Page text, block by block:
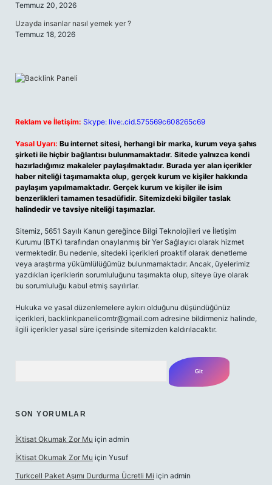
Temmuz 20, 2026
Uzayda insanlar nasıl yemek yer ?
Temmuz 18, 2026
Reklam ve İletişim: Skype: live:.cid.575569c608265c69
Yasal Uyarı: Bu internet sitesi, herhangi bir marka, kurum veya şahıs
şirketi ile hiçbir bağlantısı bulunmamaktadır. Sitede yalnızca kendi
hazırladığımız makaleler paylaşılmaktadır. Burada yer alan içerikler
haber niteliği taşımamakta olup, gerçek kurum ve kişiler hakkında
paylaşım yapılmamaktadır. Gerçek kurum ve kişiler ile isim
benzerlikleri tamamen tesadüfidir. Sitemizdeki bilgiler taslak
halindedir ve tavsiye niteliği taşımazlar.
Sitemiz, 5651 Sayılı Kanun gereğince Bilgi Teknolojileri ve İletişim
Kurumu (BTK) tarafından onaylanmış bir Yer Sağlayıcı olarak hizmet
vermektedir. Bu nedenle, sitedeki içerikleri proaktif olarak denetleme
veya araştırma yükümlülüğümüz bulunmamaktadır. Ancak, üyelerimiz
yazdıkları içeriklerin sorumluluğunu taşımakta olup, siteye üye olarak
bu sorumluluğu kabul etmiş sayılırlar.
Hukuka ve yasal düzenlemelere aykırı olduğunu düşündüğünüz
içerikleri, backlinkpanelicomtr@gmail.com adresine bildirmeniz halinde,
ilgili içerikler yasal süre içerisinde sitemizden kaldırılacaktır.
SON YORUMLAR
İKtisat Okumak Zor Mu için admin
İKtisat Okumak Zor Mu için Yusuf
Turkcell Paket Aşımı Durdurma Ücretli Mi için admin